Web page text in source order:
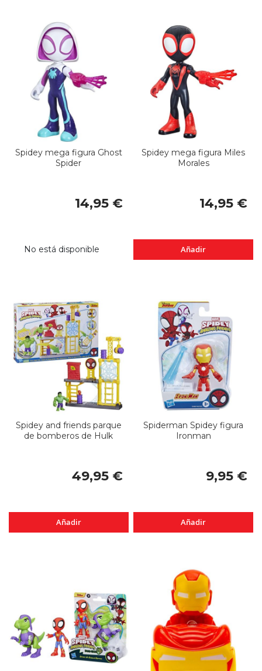
Spidey mega figura Ghost
Spider
14,95 €
No está disponible
Spidey mega figura Miles
Morales
14,95 €
Añadir
Spidey and friends parque
de bomberos de Hulk
49,95 €
Añadir
Spiderman Spidey figura
Ironman
9,95 €
Añadir